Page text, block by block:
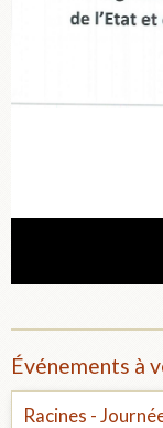
Événements à
Racines -